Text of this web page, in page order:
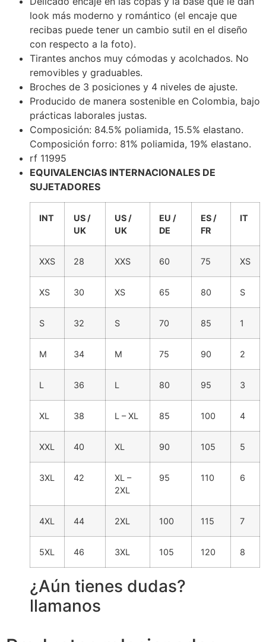
look más moderno y romántico (el encaje que
recibas puede tener un cambio sutil en el diseño
con respecto a la foto).
Tirantes anchos muy cómodas y acolchados. No
removibles y graduables.
Broches de 3 posiciones y 4 niveles de ajuste.
Producido de manera sostenible en Colombia, bajo
prácticas laborales justas.
Composición: 84.5% poliamida, 15.5% elastano.
Composición forro: 81% poliamida, 19% elastano.
rf 11995
EQUIVALENCIAS INTERNACIONALES DE
SUJETADORES
INT
US /
UK
US /
UK
EU /
DE
ES /
FR
IT
XXS 28 XXS 60 75 XS
XS 30 XS 65 80 S
S 32 S 70 85 1
M 34 M 75 90 2
L 36 L 80 95 3
XL 38 L – XL 85 100 4
XXL 40 XL 90 105 5
3XL 42
XL –
2XL
95 110 6
4XL 44 2XL 100 115 7
5XL 46 3XL 105 120 8
¿Aún tienes dudas?
llamanos